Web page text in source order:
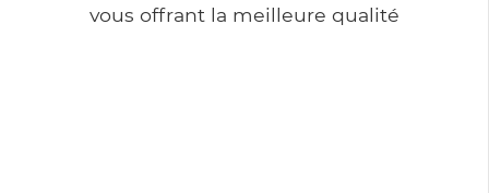
vous offrant la meilleure qualité